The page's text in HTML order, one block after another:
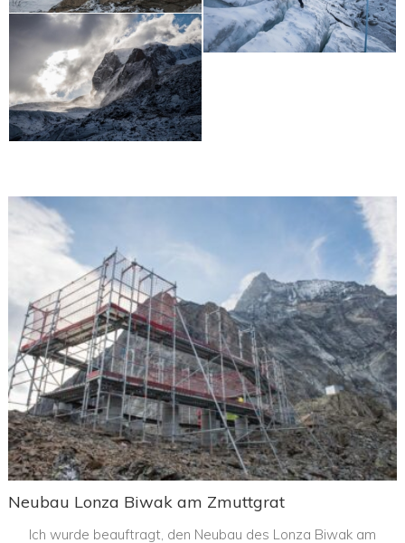
Neubau Lonza Biwak am Zmuttgrat
Ich wurde beauftragt, den Neubau des Lonza Biwak am